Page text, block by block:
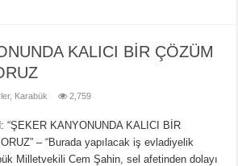
KALICI BİR ÇÖZÜM
, Karabük 2,759
“ŞEKER KANYONUNDA KALICI BİR
– “Burada yapılacak iş evladiyelik
Milletvekili Cem Şahin, sel afetinden dolayı